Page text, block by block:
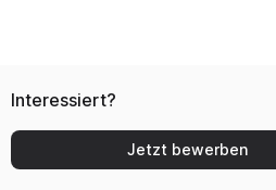
Interessiert?
Jetzt bewerben